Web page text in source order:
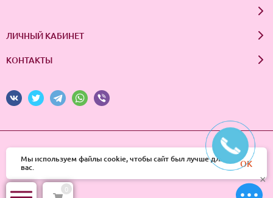
ЛИЧНЫЙ КАБИНЕТ
КОНТАКТЫ
© 2026 InSale. Все права защищены
0
Мы используем файлы cookie, чтобы сайт был лучше для
вас.
OK
×